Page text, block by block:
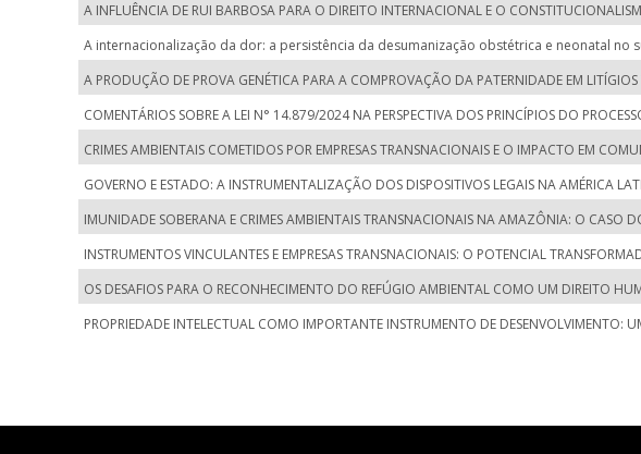
A INFLUÊNCIA DE RUI BARBOSA PARA O DIREITO INTERNACIONAL E O
A internacionalização da dor: a persistência da desumanização obstétrica e neonatal no
A PRODUÇÃO DE PROVA GENÉTICA PARA A COMPROVAÇÃO DA PATERNIDADE EM
COMENTÁRIOS SOBRE A LEI N° 14.879/2024 NA PERSPECTIVA DOS PRINCÍPIOS DO
CRIMES AMBIENTAIS COMETIDOS POR EMPRESAS TRANSNACIONAIS E O IMPACTO EM
GOVERNO E ESTADO: A INSTRUMENTALIZAÇÃO DOS DISPOSITIVOS LEGAIS NA AMÉRICA
IMUNIDADE SOBERANA E CRIMES AMBIENTAIS TRANSNACIONAIS NA AMAZÔNIA: O CASO
INSTRUMENTOS VINCULANTES E EMPRESAS TRANSNACIONAIS: O POTENCIAL
OS DESAFIOS PARA O RECONHECIMENTO DO REFÚGIO AMBIENTAL COMO UM DIREITO
PROPRIEDADE INTELECTUAL COMO IMPORTANTE INSTRUMENTO DE DESENVOLVIMENTO: